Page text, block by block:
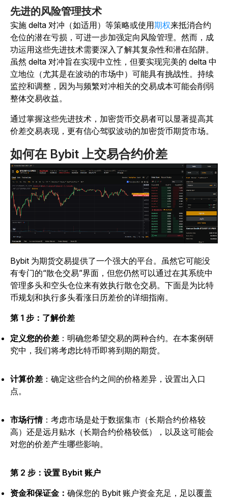
先进的风险管理技术
实施 delta 对冲（如适用）等策略或使用期权来抵消合约
仓位的潜在亏损，可进一步加强定向风险管理。 然而，成
功运用这些先进技术需要深入了解其复杂性和潜在陷阱。
虽然 delta 对冲旨在实现中立性，但要实现完美的 delta 中
立地位（尤其是在波动的市场中）可能具有挑战性。持续
监控和调整，因为与频繁对冲相关的交易成本可能会削弱
整体交易收益。
通过掌握这些先进技术，加密货币交易者可以显著提高其
价差交易表现，更有信心驾驭波动的加密货币期货市场。
如何在 Bybit 上交易合约价差
Bybit 为期货交易提供了一个强大的平台。虽然它可能没
有专门的“散仓交易”界面，但您仍然可以通过在其系统中
管理多头和空头仓位来有效执行散仓交易。下面是为比特
币规划和执行多头看涨日历差价的详细指南。
第 1 步：了解价差
定义您的价差 ：明确您希望交易的两种合约。在本案例研
究中，我们将考虑比特币即将到期的期货。
计算价差 ：确定这些合约之间的价格差异，设置出入口
点。
市场行情：考虑市场是处于数据集市（长期合约价格较
高）还是远月贴水（长期合约价格较低），以及这可能会
对您的价差产生哪些影响。
第 2 步：设置 Bybit 账户
资金和保证金： 确保您的 Bybit 账户资金充足，足以覆盖